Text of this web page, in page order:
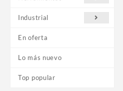
Industrial
En oferta
Lo más nuevo
Top popular